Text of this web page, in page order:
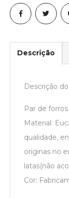
Descrição
Descrição
Par de
Material:
qualidade,
originas no
latas(não
Cor: